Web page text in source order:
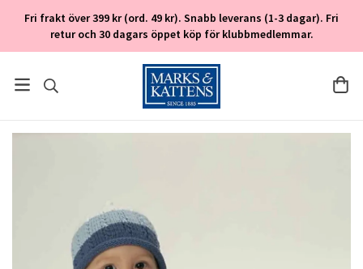
Fri frakt över 399 kr (ord. 49 kr). Snabb leverans (1-3 dagar). Fri
retur och 30 dagars öppet köp för klubbmedlemmar.